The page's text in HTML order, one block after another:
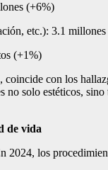
(+6%)
etc.): 3.1
(+1%)
con los
no solo estéticos,
de vida
2024, los